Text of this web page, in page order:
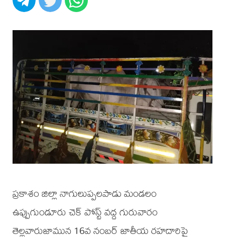
ప్రకాశం జిల్లా నాగులుప్పలపాడు మండలం
ఉప్పుగుండూరు చెక్ పోస్ట్ వద్ద గురువారం
తెల్లవారుజామున 16వ నంబర్ జాతీయ రహదారిపై